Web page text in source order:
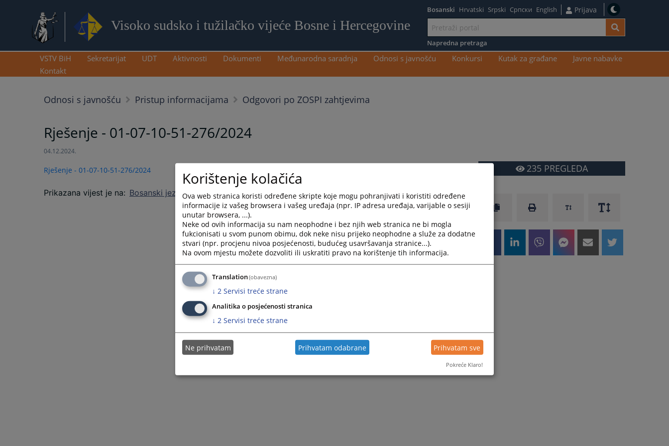
Visoko sudsko i tužilačko vijeće Bosne i Hercegovine
sadržaj
Bosanski Hrvatski Srpski Српски English Prijava
Napredna pretraga
VSTV BiH Sekretarijat UDT Aktivnosti Dokumenti Međunarodna saradnja Odnosi s javnošću Konkursi Kutak za građane
Javne nabavke
Kontakt
Odnosi s javnošću Pristup informacijama Odgovori po ZOSPI zahtjevima
Rješenje - 01-07-10-51-276/2024
04.12.2024.
Rješenje - 01-07-10-51-276/2024
Prikazana vijest je na: Bosanski jezik
235 PREGLEDA
Korištenje kolačića
Ova web stranica koristi određene skripte koje mogu pohranjivati i koristiti određene
informacije iz vašeg browsera i vašeg uređaja (npr. IP adresa uređaja, varijable o sesiji
unutar browsera, ...).
Neke od ovih informacija su nam neophodne i bez njih web stranica ne bi mogla
fukcionisati u svom punom obimu, dok neke nisu prijeko neophodne a služe za dodatne
stvari (npr. procjenu nivoa posjećenosti, budućeg usavršavanja stranice...).
Na ovom mjestu možete dozvoliti ili uskratiti pravo na korištenje tih informacija.
Translation(obavezna)
↓ 2 Servisi treće strane
Analitika o posjećenosti stranica
↓ 2 Servisi treće strane
Ne prihvatam Prihvatam odabrane Prihvatam sve
Pokreće Klaro!